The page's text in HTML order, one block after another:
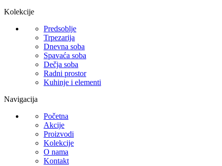
Kolekcije
Predsoblje
Trpezarija
Dnevna soba
Spavaća soba
Dečja soba
Radni prostor
Kuhinje i elementi
Navigacija
Početna
Akcije
Proizvodi
Kolekcije
O nama
Kontakt